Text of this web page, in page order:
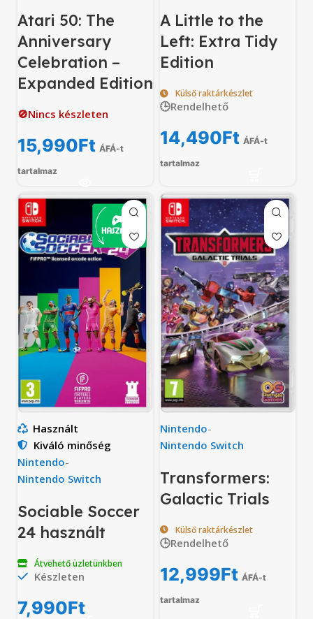
Atari 50: The
Anniversary
Celebration –
Expanded Edition
🚫Nincs készleten
15,990Ft ÁFÁ-t
tartalmaz
A Little to the
Left: Extra Tidy
Edition
Külső raktárkészlet
🕒Rendelhető
14,490Ft ÁFÁ-t
tartalmaz
Használt
Kiváló minőség
Nintendo-
Nintendo Switch
Sociable Soccer
24 használt
Átvehető üzletünkben
Készleten
7,990Ft
Nintendo-
Nintendo Switch
Transformers:
Galactic Trials
Külső raktárkészlet
🕒Rendelhető
12,999Ft ÁFÁ-t
tartalmaz